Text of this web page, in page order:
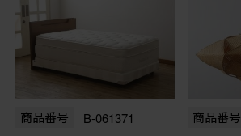
商品番号 B-061371 商品番号